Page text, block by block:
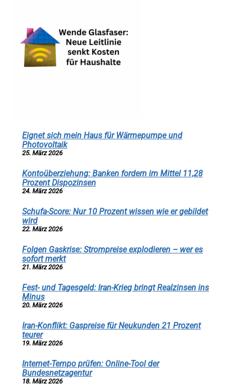
Eignet sich mein Haus für Wärmepumpe und
Photovoltaik
25. März 2026
Kontoüberziehung: Banken fordern im Mittel 11,28
Prozent Dispozinsen
24. März 2026
Schufa-Score: Nur 10 Prozent wissen wie er gebildet
wird
22. März 2026
Folgen Gaskrise: Strompreise explodieren – wer es
sofort merkt
21. März 2026
Fest- und Tagesgeld: Iran-Krieg bringt Realzinsen ins
Minus
20. März 2026
Iran-Konflikt: Gaspreise für Neukunden 21 Prozent
teurer
19. März 2026
Internet-Tempo prüfen: Online-Tool der
Bundesnetzagentur
18. März 2026